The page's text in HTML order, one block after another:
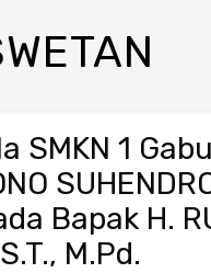
SMKN 1
Bapak H.
M.Pd.